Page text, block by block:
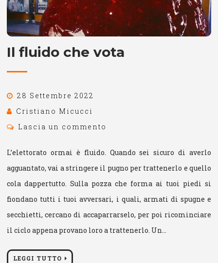
Il fluido che vota
28 Settembre 2022
Cristiano Micucci
Lascia un commento
L’elettorato ormai è fluido. Quando sei sicuro di averlo
agguantato, vai a stringere il pugno per trattenerlo e quello
cola dappertutto. Sulla pozza che forma ai tuoi piedi si
fiondano tutti i tuoi avversari, i quali, armati di spugne e
secchietti, cercano di accaparrarselo, per poi ricominciare
il ciclo appena provano loro a trattenerlo. Un…
LEGGI TUTTO